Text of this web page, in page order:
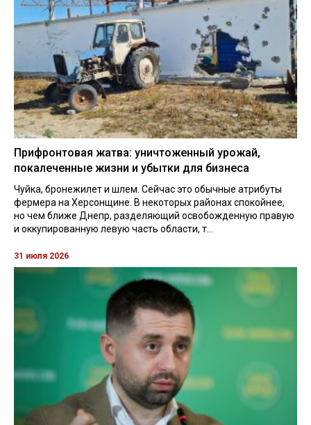
Прифронтовая жатва: уничтоженный урожай,
покалеченные жизни и убытки для бизнеса
Чуйка, бронежилет и шлем. Сейчас это обычные атрибуты
фермера на Херсонщине. В некоторых районах спокойнее,
но чем ближе Днепр, разделяющий освобожденную правую
и оккупированную левую часть области, т...
31 июля 2026